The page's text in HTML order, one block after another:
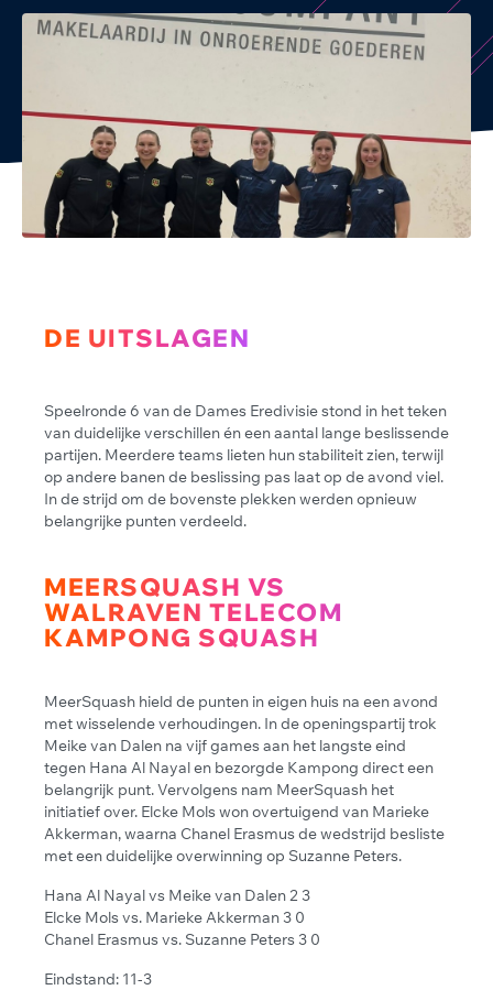
DE UITSLAGEN
Speelronde 6 van de Dames Eredivisie stond in het teken
van duidelijke verschillen én een aantal lange beslissende
partijen. Meerdere teams lieten hun stabiliteit zien, terwijl
op andere banen de beslissing pas laat op de avond viel.
In de strijd om de bovenste plekken werden opnieuw
belangrijke punten verdeeld.
MEERSQUASH VS
WALRAVEN TELECOM
KAMPONG SQUASH
MeerSquash hield de punten in eigen huis na een avond
met wisselende verhoudingen. In de openingspartij trok
Meike van Dalen na vijf games aan het langste eind
tegen Hana Al Nayal en bezorgde Kampong direct een
belangrijk punt. Vervolgens nam MeerSquash het
initiatief over. Elcke Mols won overtuigend van Marieke
Akkerman, waarna Chanel Erasmus de wedstrijd besliste
met een duidelijke overwinning op Suzanne Peters.
Hana Al Nayal vs Meike van Dalen 2 3
Elcke Mols vs. Marieke Akkerman 3 0
Chanel Erasmus vs. Suzanne Peters 3 0
Eindstand: 11-3